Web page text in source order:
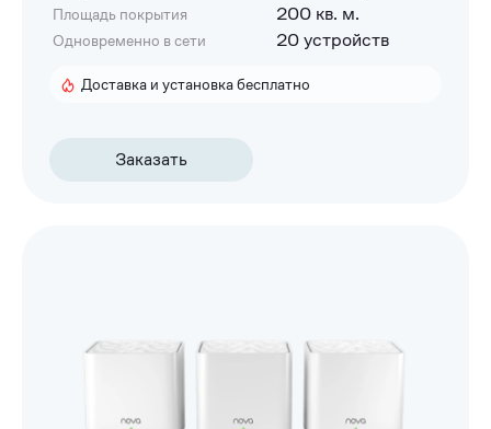
Площадь покрытия 200 кв. м.
Одновременно в сети 20 устройств
Доставка и установка бесплатно
Заказать